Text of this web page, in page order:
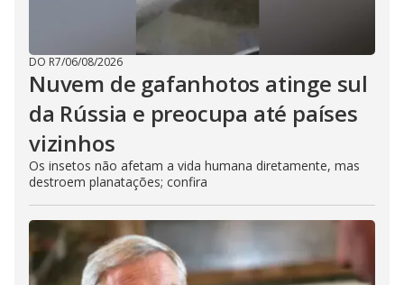
DO R7/06/08/2026
Nuvem de gafanhotos atinge sul
da Rússia e preocupa até países
vizinhos
Os insetos não afetam a vida humana diretamente, mas
destroem planatações; confira